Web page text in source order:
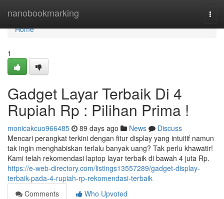
nanobookmarking
Home
Home
1
Gadget Layar Terbaik Di 4
Rupiah Rp : Pilihan Prima !
monicakcuo966485 89 days ago News
Discuss
Mencari perangkat terkini dengan fitur display yang intuitif namun
tak ingin menghabiskan terlalu banyak uang? Tak perlu khawatir!
Kami telah rekomendasi laptop layar terbaik di bawah 4 juta Rp.
https://e-web-directory.com/listings13557289/gadget-display-
terbaik-pada-4-rupiah-rp-rekomendasi-terbaik
Comments
Who Upvoted